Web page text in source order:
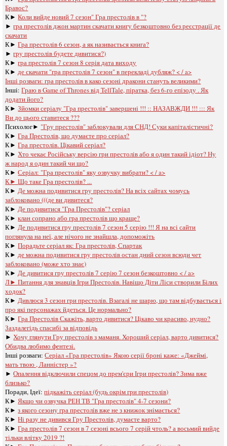
Бравос?
К►Коли вийде новий 7 сезон" Гра престолів в "?
►гра престолів джон мартин скачати книгу безкоштовно без реєстрації де
скачати
К►Гра престолів 6 сезон, а як називається книга?
►гру престолів будете дивитися?)
К►гра престолів 7 сезон 8 серія дата виходу
К► де скачати "гра престолів 7 сезон" в перекладі дубляж? < / a>
Інші розваги: ​​гра престолів в како сезоні дракони стануть великими?
Інші:Граю в Game of Thrones від TellTale, піратка, без 6-го епізоду . Як
додати його?
К►Зйомки серіалу "Гра престолів" завершені !!! :: НАЗАВЖДИ !!! ::: Як
Ви до цього ставитеся ???
Психолог► "Гру престолів" заблокували для СНД! Суки капіталістичні?
К►Гра Престолів, що думаєте про серіал?
К►Гра престолів. Цікавий серіал?
К► Хто чекає Російську версію гри престолів або я один такий ідіот? Ну
ж народ я один такий чи що?
К►Серіал: "Гра престолів" яку озвучку вибрати? < / a>
К►Що таке Гра престолів? ...
К► Де можна подивитися гру престолів? На всіх сайтах чомусь
заблоковано (((де ви дивитеся?
К► Де подивитися "Гра Престолів"? серіал
К►клан сопрано або гра престолів що краще?
К► Де подивитися гру престолів 7 сезон 5 серію !!! Я на всі сайти
поглянула на неї, але нічого не знайшла, допоможіть
К►Порадьте серіал як: Гра престолів, Спартак
К► де можна подивитися гру престолів остан дний сезон всюди чет
заблоковано (може хто знає)
К► Де дивитися гру престолів 7 серію 7 сезон безкоштовно < / a>
Л►Питання для знавців Ігри Престолів. Навіщо Діти Ліси створили Білих
ходок?
К► Дивлюся 3 сезон гри престолів. Взагалі не шарю, що там відбувається і
про які персонажах йдеться. Це нормально?
К►Гра Престолів Скажіть, варто дивитися? Цікаво чи красиво, нудно?
Заздалегідь спасибі за відповідь
► Хочу глянути Гру престолів з маманя. Хороший серіал, варто дивитися?
Обидва любимо фентезі.
Інші розваги: ​​Серіал «Гра престолів» Якою серії броні каже: «Джеймі,
мать твою , Ланністер »?
►Опалення відключили спецом до прем'єри Ігри престолів? Зима вже
близько?
Поради, Ідеї:підкажіть серіал (будь окрім гри престолів)
К► Якщо чи озвучка РЕН ТВ "Гра престолів" 4-7 сезони?
К►з якого сезону гра престолів вже не з книжок знімається?
К►Ні разу не дивився Гру Престолів, думаєте варто?
К►Гра престолів 7 сезон в 7 сезоні всього 7 серій чтоль? а восьмий вийде
тільки влітку 2019 ?!